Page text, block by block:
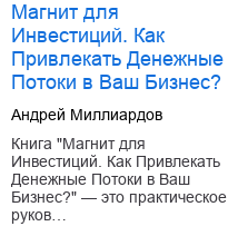
Магнит для
Инвестиций. Как
Привлекать Денежные
Потоки в Ваш Бизнес?
Андрей Миллиардов
Книга "Магнит для
Инвестиций. Как Привлекать
Денежные Потоки в Ваш
Бизнес?" — это практическое
руков…